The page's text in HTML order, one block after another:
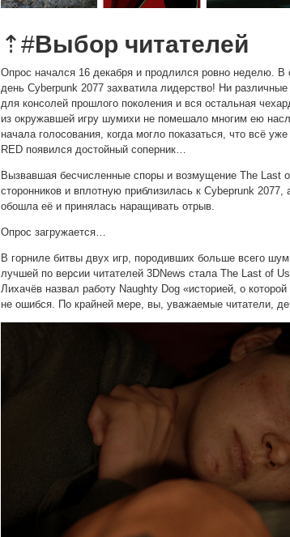
⇡#Выбор читателей
Опрос начался 16 декабря и продлился ровно неделю. В
день Cyberpunk 2077 захватила лидерство! Ни
для консолей прошлого поколения и вся остальная
из окружавшей игру шумихи не помешало многим ею
начала голосования, когда могло показаться, что всё
RED появился достойный соперник…
Вызвавшая бесчисленные споры и возмущение The Last
сторонников и вплотную приблизилась к Cybeprunk 2077,
обошла её и принялась наращивать отрыв.
Опрос загружается…
В горниле битвы двух игр, породивших больше всего
лучшей по версии читателей 3DNews стала The Last of
Лихачёв назвал работу Naughty Dog «историей, о
не ошибся. По крайней мере, вы, уважаемые читатели,